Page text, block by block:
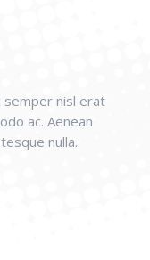
semper nisl erat
ac. Aenean
nulla.